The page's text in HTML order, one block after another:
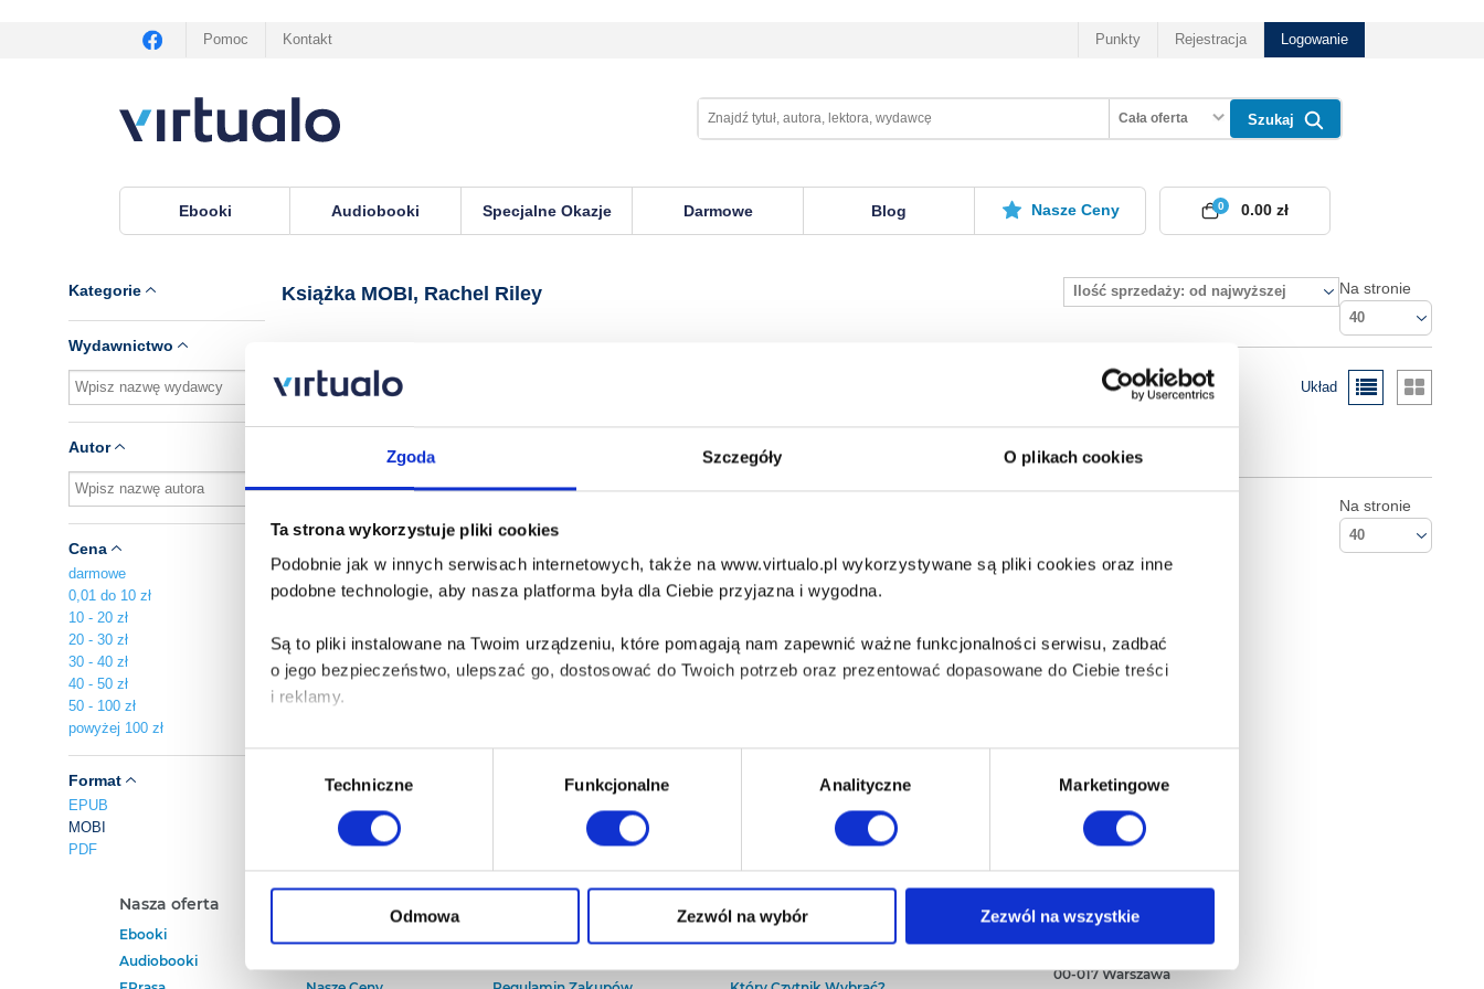
Zgoda Szczegóły O plikach cookies
Ta strona wykorzystuje pliki cookies
Podobnie jak w innych serwisach internetowych, także na www.virtualo.pl wykorzystywane są pliki cookies oraz inne
podobne technologie, aby nasza platforma była dla Ciebie przyjazna i wygodna.
Są to pliki instalowane na Twoim urządzeniu, które pomagają nam zapewnić ważne funkcjonalności serwisu, zadbać
o jego bezpieczeństwo, ulepszać go, dostosować do Twoich potrzeb oraz prezentować dopasowane do Ciebie treści
i reklamy.
Poza plikami, które są nam niezbędne do prawidłowego i bezpiecznego działania serwisu - są także takie, które wymagają
Twojej zgody.
Każda udzielona zgoda poprawi Twoje doświadczenia jeśli jesteś naszym Użytkownikiem.
Wybór
Techniczne Funkcjonalne Analityczne Marketingowe
Odmowa Zezwól na wybór Zezwól na wszystkie
Pomoc Kontakt Punkty Rejestracja Logowanie
Cała oferta Szukaj
Ebooki Audiobooki Specjalne Okazje Darmowe Blog Nasze Ceny 0
0.00 zł
Kategorie
Wydawnictwo
Autor
Cena
darmowe
0,01 do 10 zł
10 - 20 zł
20 - 30 zł
30 - 40 zł
40 - 50 zł
50 - 100 zł
powyżej 100 zł
Format
EPUB
MOBI
PDF
Książka MOBI, Rachel Riley Ilość sprzedaży: od najwyższej Na stronie
40
Układ
Na stronie
40
Nasza oferta
Ebooki
Audiobooki
Baza wiedzy
Empik S.A
00-017 Warszawa